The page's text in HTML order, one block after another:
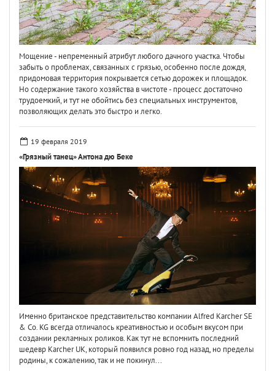
Мощение - непременный атрибут любого дачного участка. Чтобы
забыть о проблемах, связанных с грязью, особенно после дождя,
придомовая территория покрывается сетью дорожек и площадок.
Но содержание такого хозяйства в чистоте - процесс достаточно
трудоемкий, и тут не обойтись без специальных инструментов,
позволяющих делать это быстро и легко.
19 февраля 2019
«Грязный танец» Антона дю Беке
Именно британское представительство компании Alfred Karcher SE
& Co. KG всегда отличалось креативностью и особым вкусом при
создании рекламных роликов. Как тут не вспомнить последний
шедевр Karcher UK, который появился ровно год назад, но пределы
родины, к сожалению, так и не покинул...